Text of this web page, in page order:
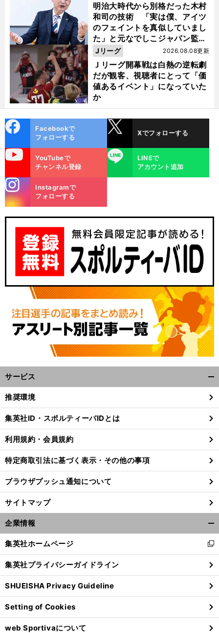
、
勝
」
最
」
前
明治大時代から別格だった木村
和司の技術 「実は僕、アイツ
のフェイントを真似していまし
た」と元なでしこジャパン監
督・佐々木則夫
Ｊリーグ開幕戦は白熱の逆転劇
だが観客、視聴者にとって「価
値あるイベント」になっていた
か
2026.08.08更新
Jリーグ
ok
Facebookで
フォローする
Xでフォローする
YouTubeで
チャンネル登録
LINE
LINEで
アカウント追加
m
Instagramで
フォローする
サービス
閉
る
推奨環境
集英社ID・スポルティーバIDとは
利用規約・会員規約
特定商取引法に基づく表示・その他の事項
ブラウザプッシュ通知について
サイトマップ
企業情報
閉
る
集英社ホームページ
新
し
い
ウ
ィ
ン
ド
ウ
で
集英社プライバシーガイドライン
SHUEISHA Privacy Guideline
Setting of Cookies
web Sportivaについて